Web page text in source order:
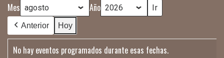
Mes Año
Anterior Hoy
No hay eventos programados durante esas fechas.